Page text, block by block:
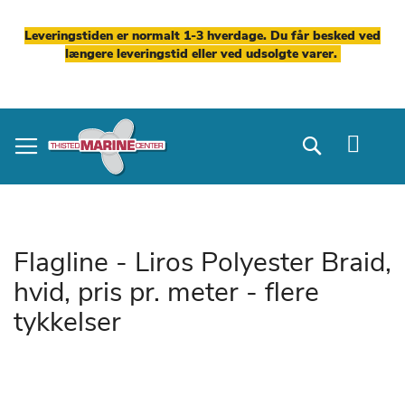
Leveringstiden er normalt 1-3 hverdage. Du får besked ved
længere leveringstid eller ved udsolgte varer.
to
Content
Search
Flagline - Liros Polyester Braid,
hvid, pris pr. meter - flere
tykkelser